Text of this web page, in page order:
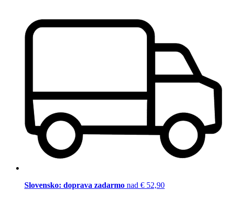
Slovensko: doprava zadarmo nad € 52,90